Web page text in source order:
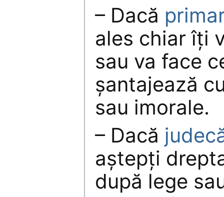
– Dacă
ales chiar îți
sau va face
șantajează
sau imorale.
– Dacă
aștepți
după lege